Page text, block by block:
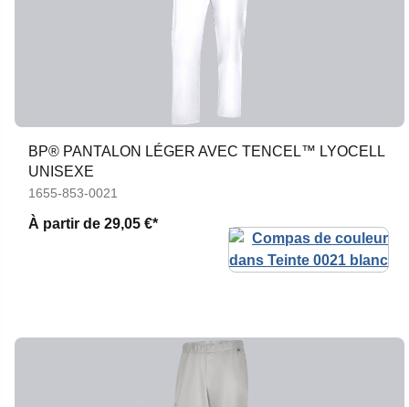
BP® PANTALON LÉGER AVEC TENCEL™ LYOCELL
UNISEXE
1655-853-0021
À partir de 29,05 €*